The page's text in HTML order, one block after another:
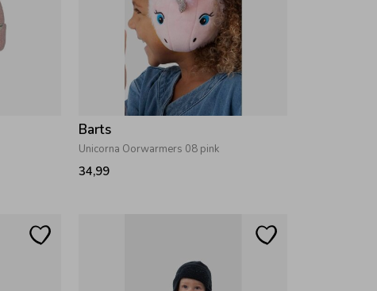
Barts
Unicorna Oorwarmers 08 pink
34,99